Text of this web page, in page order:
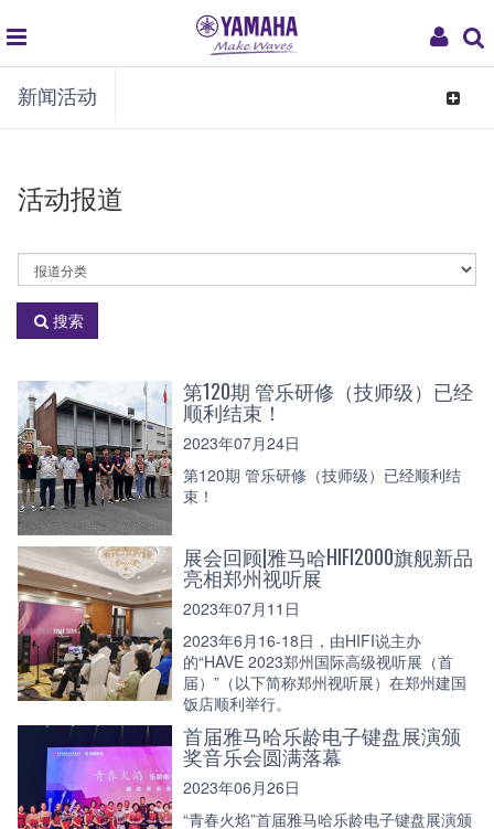
My
global
navigation
新闻活动
Toggle
活动报道
活
动
分
搜索
第120期 管乐研修（技师级）已经
顺利结束！
2023年07月24日
第120期 管乐研修（技师级）已经顺利结
束！
展会回顾|雅马哈HIFI2000旗舰新品
亮相郑州视听展
2023年07月11日
2023年6月16-18日，由HIFI说主办
的“HAVE 2023郑州国际高级视听展（首
届）”（以下简称郑州视听展）在郑州建国
饭店顺利举行。
首届雅马哈乐龄电子键盘展演颁
奖音乐会圆满落幕
2023年06月26日
“青春火焰”首届雅马哈乐龄电子键盘展演颁